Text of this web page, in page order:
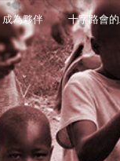
成為夥伴 十字路會